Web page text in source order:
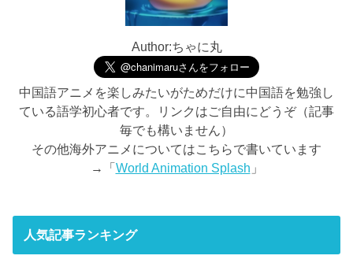
Author:ちゃに丸
中国語アニメを楽しみたいがためだけに中国語を勉強し
ている語学初心者です。リンクはご自由にどうぞ（記事
毎でも構いません）
その他海外アニメについてはこちらで書いています
→「World Animation Splash 」
人気記事ランキング